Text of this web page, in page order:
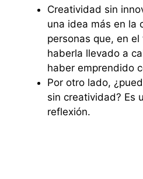
Creatividad sin
una idea más en la
personas que, en
haberla llevado a
haber emprendido
Por otro lado,
sin creatividad? Es
reflexión.